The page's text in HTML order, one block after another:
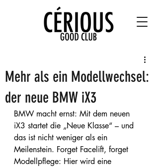
Mehr als ein Modellwechsel:
der neue BMW iX3
BMW macht ernst: Mit dem neuen
iX3 startet die „Neue Klasse“ – und
das ist nicht weniger als ein
Meilenstein. Forget Facelift, forget
Modellpflege: Hier wird eine